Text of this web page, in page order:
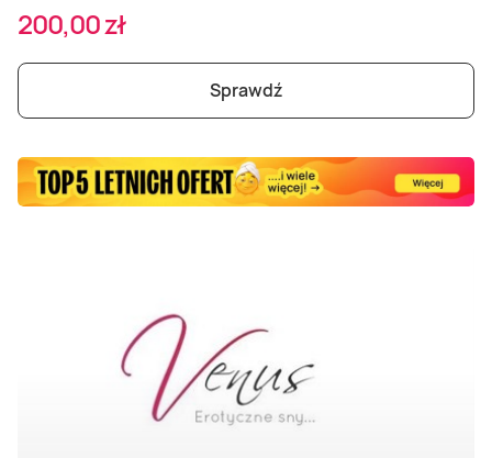
Masaż orientalny
200,00 zł
Sprawdź